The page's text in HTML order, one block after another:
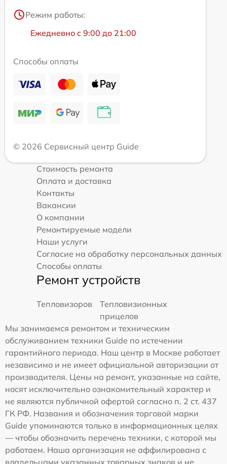
Режим работы:
Ежедневно с 9:00 до 21:00
Способы оплаты
© 2026 Сервисный центр Guide
Стоимость ремонта
Оплата и доставка
Контакты
Вакансии
О компании
Ремонтируемые модели
Наши услуги
Согласие на обработку персональных данных
Способы оплаты
Ремонт устройств
Тепловизоров
Тепловизионных
прицелов
Мы занимаемся ремонтом и техническим
обслуживанием техники Guide по истечении
гарантийного периода. Наш центр в Москве работает
независимо и не имеет официальной авторизации от
производителя. Цены на ремонт, указанные на сайте,
носят исключительно ознакомительный характер и
не являются публичной офертой согласно п. 2 ст. 437
ГК РФ. Названия и обозначения торговой марки
Guide упоминаются только в информационных целях
— чтобы обозначить перечень техники, с которой мы
работаем. Наша организация не аффилирована с
владельцами указанных товарных знаков и не